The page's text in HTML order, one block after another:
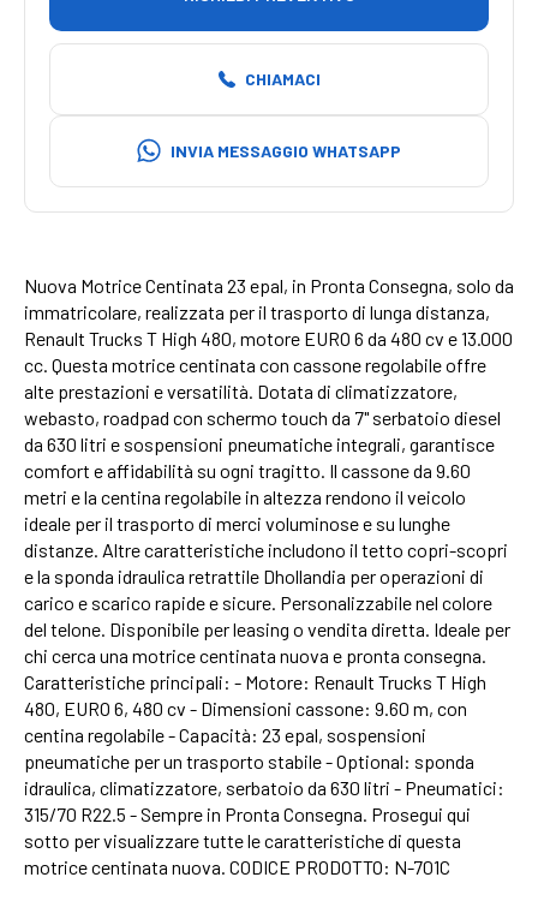
CHIAMACI
INVIA MESSAGGIO WHATSAPP
Nuova Motrice Centinata 23 epal, in Pronta Consegna, solo da
immatricolare, realizzata per il trasporto di lunga distanza,
Renault Trucks T High 480, motore EURO 6 da 480 cv e 13.000
cc. Questa motrice centinata con cassone regolabile offre
alte prestazioni e versatilità. Dotata di climatizzatore,
webasto, roadpad con schermo touch da 7" serbatoio diesel
da 630 litri e sospensioni pneumatiche integrali, garantisce
comfort e affidabilità su ogni tragitto. Il cassone da 9.60
metri e la centina regolabile in altezza rendono il veicolo
ideale per il trasporto di merci voluminose e su lunghe
distanze. Altre caratteristiche includono il tetto copri-scopri
e la sponda idraulica retrattile Dhollandia per operazioni di
carico e scarico rapide e sicure. Personalizzabile nel colore
del telone. Disponibile per leasing o vendita diretta. Ideale per
chi cerca una motrice centinata nuova e pronta consegna.
Caratteristiche principali: - Motore: Renault Trucks T High
480, EURO 6, 480 cv - Dimensioni cassone: 9.60 m, con
centina regolabile - Capacità: 23 epal, sospensioni
pneumatiche per un trasporto stabile - Optional: sponda
idraulica, climatizzatore, serbatoio da 630 litri - Pneumatici:
315/70 R22.5 - Sempre in Pronta Consegna. Prosegui qui
sotto per visualizzare tutte le caratteristiche di questa
motrice centinata nuova. CODICE PRODOTTO: N-701C